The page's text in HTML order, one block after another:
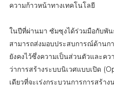
ความก้าวหน้าทางเทคโนโลยี
ในปีที่ผ่านมา ซัมซุงได้ร่วมมือกับพัน
สามารถส่งมอบประสบการณ์ด้านก
ยังคงไว้ซึ่งความเป็นส่วนตัวและค
ว่าการสร้างระบบนิเวศแบบเปิด
เดียวที่จะเร่งกระบวนการการสร้า